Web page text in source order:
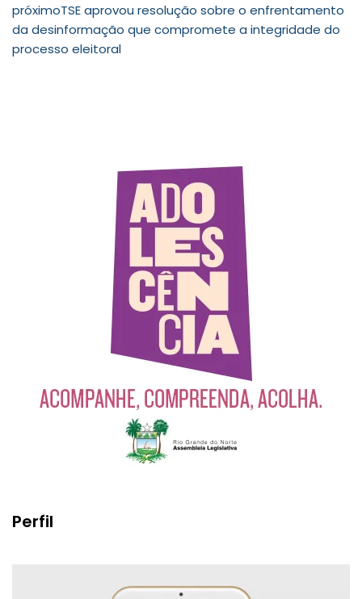
próximoTSE aprovou resolução sobre o enfrentamento
da desinformação que compromete a integridade do
processo eleitoral
Perfil